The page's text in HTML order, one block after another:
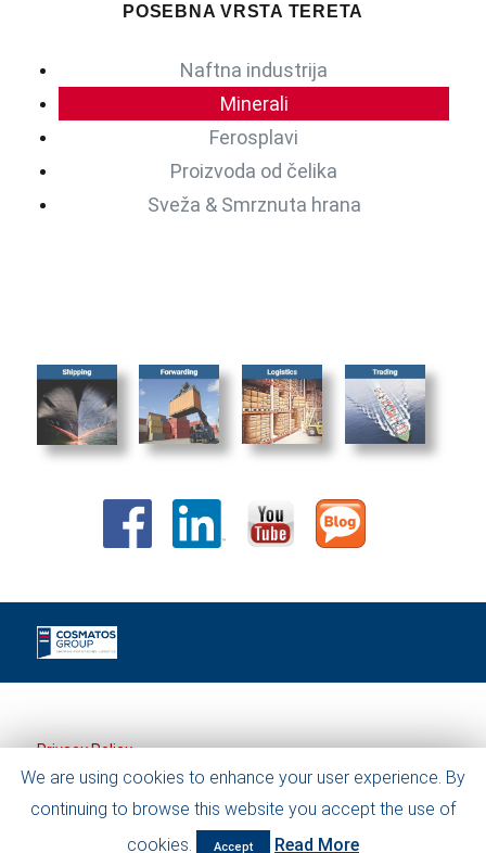
POSEBNA VRSTA TERETA
Naftna industrija
Minerali
Ferosplavi
Proizvoda od čelika
Sveža & Smrznuta hrana
Privacy Policy
©2019 Cosmatos Group. All Rights Reserved.
We are using cookies to enhance your user experience. By
continuing to browse this website you accept the use of
cookies.
Accept Read More